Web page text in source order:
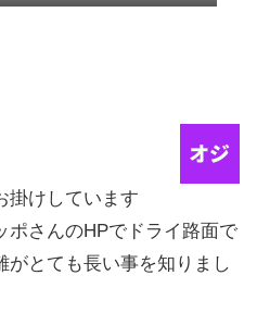
掛けしています
ポさんのHPでドライ路面で
がとても長い事を知りまし